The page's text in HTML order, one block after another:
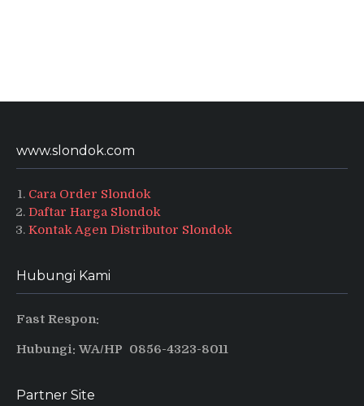
www.slondok.com
Cara Order Slondok
Daftar Harga Slondok
Kontak Agen Distributor Slondok
Hubungi Kami
Fast Respon:
Hubungi: WA/HP 0856-4323-8011
Partner Site